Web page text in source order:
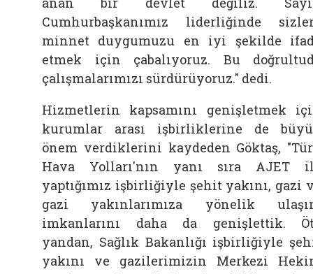
Cumhurbaşkanımız liderliğinde
minnet duygumuzu en iyi şekilde
etmek için çabalıyoruz. Bu
çalışmalarımızı sürdürüyoruz." dedi.
Hizmetlerin kapsamını genişletmek
kurumlar arası işbirliklerine de
önem verdiklerini kaydeden Göktaş,
Hava Yolları'nın yanı sıra AJET
yaptığımız işbirliğiyle şehit yakını, gazi
gazi yakınlarımıza yönelik
imkanlarını daha da genişlettik.
yandan, Sağlık Bakanlığı işbirliğiyle
yakını ve gazilerimizin Merkezi